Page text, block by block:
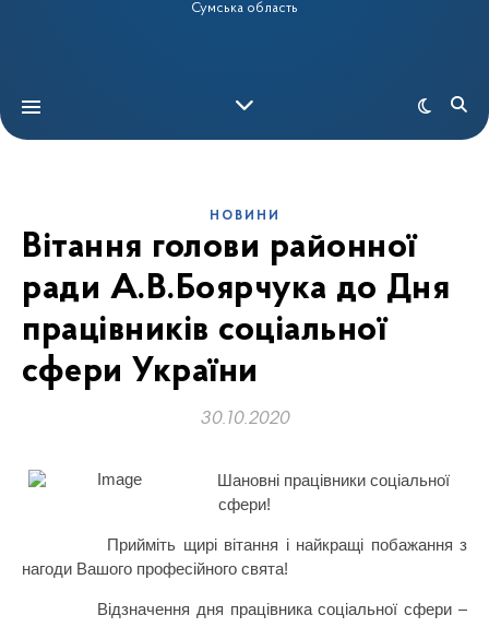
Сумська область
НОВИНИ
Вітання голови районної
ради А.В.Боярчука до Дня
працівників соціальної
сфери України
30.10.2020
Шановні працівники соціальної
сфери!
Прийміть щирі вітання і найкращі побажання з
нагоди Вашого професійного свята!
Відзначення дня працівника соціальної сфери –